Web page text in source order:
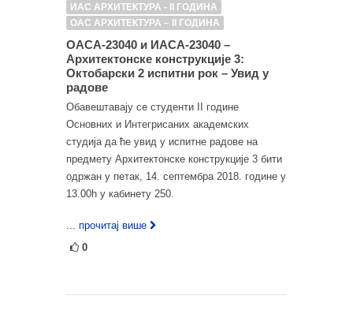
ИАС АРХИТЕКТУРА - II ГОДИНА
ОАС АРХИТЕКТУРА – II ГОДИНА
ОАСА-23040 и ИАСА-23040 –
Архитектонске конструкције 3:
Октобарски 2 испитни рок – Увид у
радове
Обавештавају се студенти II године
Основних и Интегрисаних академских
студија да ће увид у испитне радове на
предмету Архитектонске конструкције 3 бити
одржан у петак, 14. септембра 2018. године у
13.00h у кабинету 250.
... прочитај више
0